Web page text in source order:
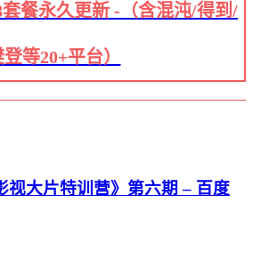
餐永久更新 -（含混沌/得到/
等20+平台）
视大片特训营》第六期 – 百度